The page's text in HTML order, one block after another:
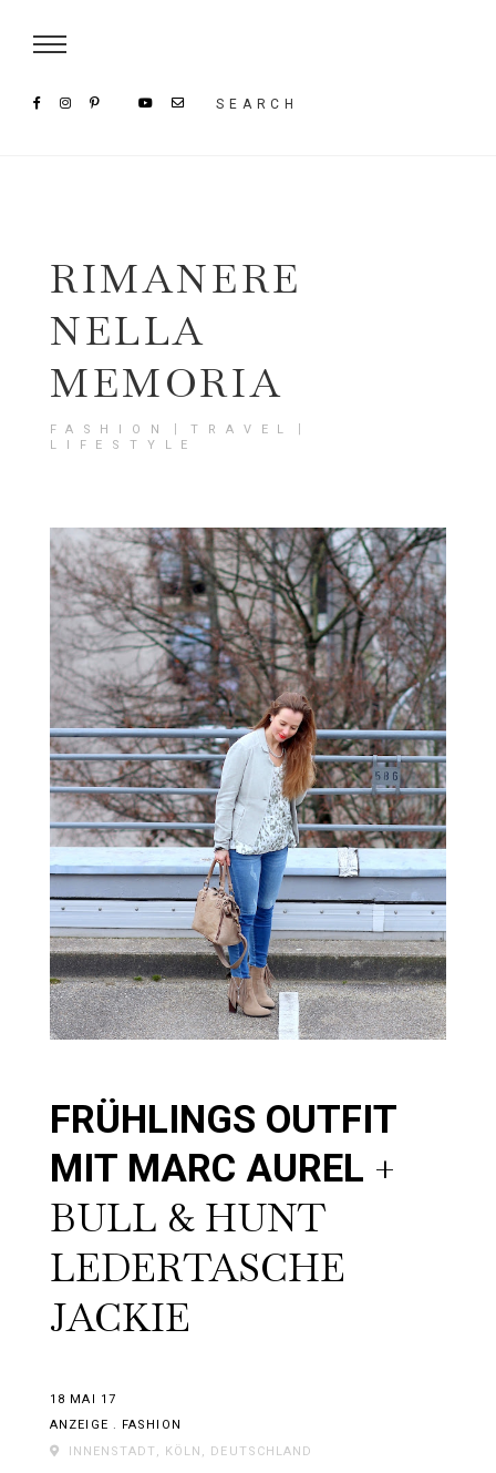
SEARCH
RIMANERE
NELLA
MEMORIA
FASHION〡TRAVEL〡
LIFESTYLE
FRÜHLINGS OUTFIT
MIT MARC AUREL +
BULL & HUNT
LEDERTASCHE
JACKIE
18 MAI 17
ANZEIGE .
FASHION
INNENSTADT, KÖLN, DEUTSCHLAND